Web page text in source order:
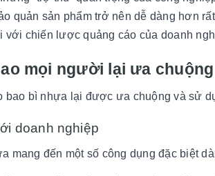
quản sản phẩm trở nên dễ dàng hơn
với chiến lược quảng cáo của doanh
mọi người lại ưa
bao bì nhựa lại được ưa chuộng và sử
doanh nghiệp
mang đến một số công dụng đặc biệt